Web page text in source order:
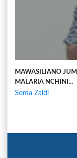
MAWASILIANO
MALARIA NCHINI...
Soma Zaidi